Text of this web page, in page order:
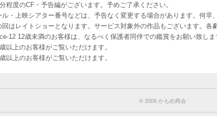
程度のCF・予告編がございます。予めご了承ください。
・上映シアター番号などは、予告なく変更する場合があります。何卒
はレイトショーとなります。サービス対象外の作品もございます。各
12 12歳未満のお客様は、なるべく保護者同伴での鑑賞をお願い致しま
以上のお客様がご覧いただけます。
以上のお客様がご覧いただけます。
© 2006 かもめ商会